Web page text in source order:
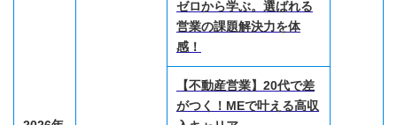
ゼロから学ぶ。選ばれる
営業の課題解決力を体
感！
【不動産営業】20代で差
がつく！MEで叶える高収